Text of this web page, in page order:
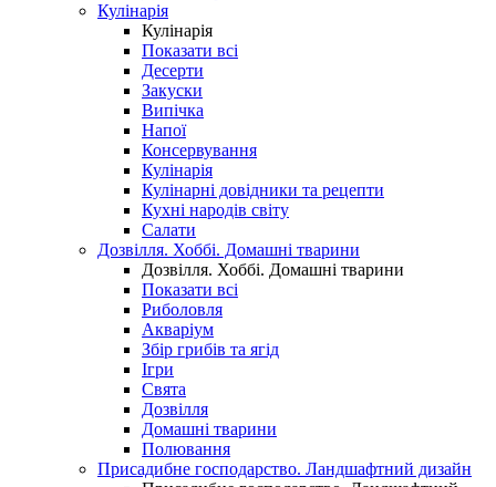
Кулінарія
Кулінарія
Показати всі
Десерти
Закуски
Випічка
Напої
Консервування
Кулінарія
Кулінарні довідники та рецепти
Кухні народів світу
Салати
Дозвілля. Хоббі. Домашні тварини
Дозвілля. Хоббі. Домашні тварини
Показати всі
Риболовля
Акваріум
Збір грибів та ягід
Ігри
Свята
Дозвілля
Домашні тварини
Полювання
Присадибне господарство. Ландшафтний дизайн